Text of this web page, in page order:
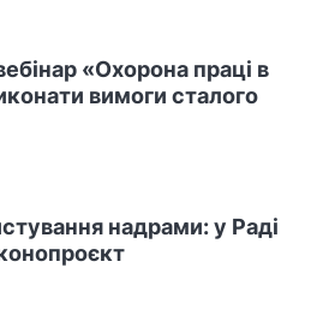
«Охорона праці в
вимоги сталого
надрами: у Раді